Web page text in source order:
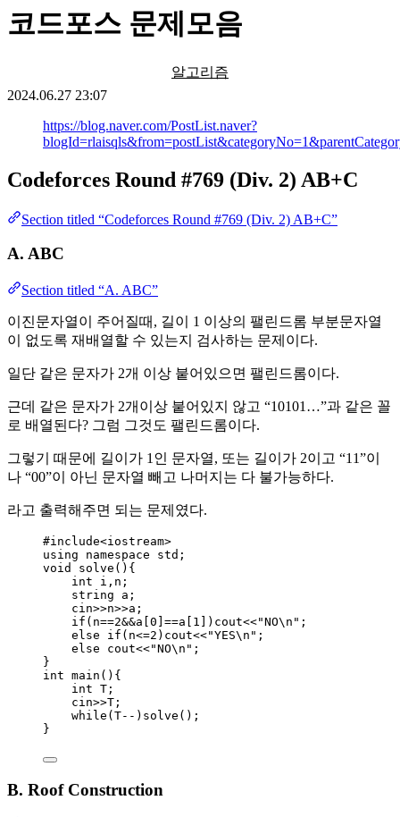
코드포스 문제모음
알고리즘
2024.06.27 23:07
https://blog.naver.com/PostList.naver?
Codeforces Round #769 (Div. 2) AB+C
Section titled “Codeforces Round #769 (Div. 2) AB+C”
A. ABC
Section titled “A. ABC”
이진문자열이 주어질때, 길이 1 이상의 팰린드롬 부분문자열
이 없도록 재배열할 수 있는지 검사하는 문제이다.
일단 같은 문자가 2개 이상 붙어있으면 팰린드롬이다.
근데 같은 문자가 2개이상 붙어있지 않고 “10101…”과 같은 꼴
로 배열된다? 그럼 그것도 팰린드롬이다.
그렇기 때문에 길이가 1인 문자열, 또는 길이가 2이고 “11”이
나 “00”이 아닌 문자열 빼고 나머지는 다 불가능하다.
라고 출력해주면 되는 문제였다.
#include<iostream>
using namespace std;
void
solve (){
int i,n;
string a;
cin>>n>>a;
if (n==2&&a 0 ==a 1 ])cout<<"NO\n " ;
else
if (n<=2 )cout<<"YES\n " ;
else cout<<"NO\n " ;
}
int main (){
int T;
cin>>T;
while (T-- ) solve() ;
}
B. Roof Construction